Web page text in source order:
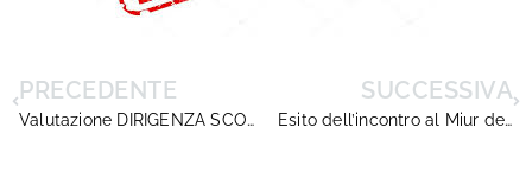
PRECEDENTE
Valutazione DIRIGENZA SCOLASTICA: nota per incontro al MIUR del 28 febbraio 2019
SUCCESSIVA
Esito dell’incontro al Miur del 28 febbraio sulla valutazione della dirigenza scolastica: continua la presa in giro!